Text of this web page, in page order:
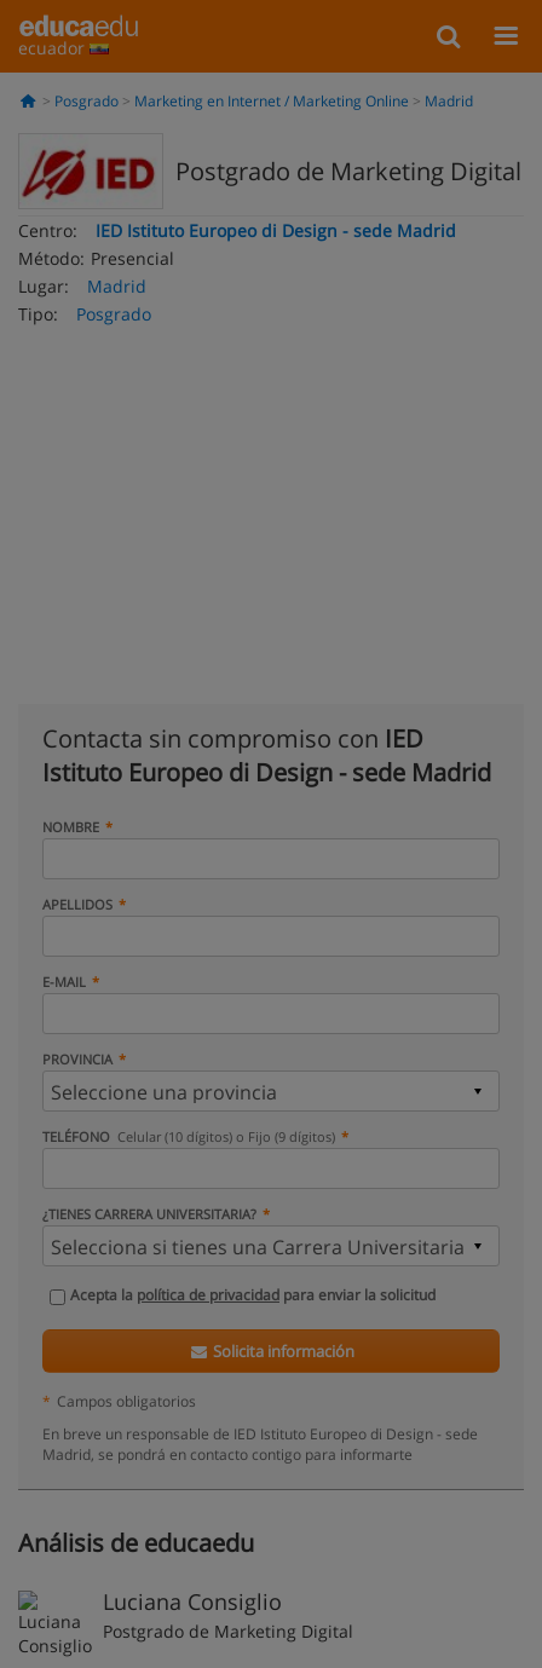
ecuador
Posgrado Marketing en Internet / Marketing Online Madrid
Postgrado de Marketing Digital
Centro:
IED Istituto Europeo di Design - sede Madrid
Método: Presencial
Lugar:
Madrid
Tipo:
Posgrado
Contacta sin compromiso con IED
Istituto Europeo di Design - sede Madrid
NOMBRE
APELLIDOS
E-MAIL
PROVINCIA
TELÉFONO Celular (10 dígitos) o Fijo (9 dígitos)
¿TIENES CARRERA UNIVERSITARIA?
Acepta la política de privacidad para enviar la solicitud
Solicita información
* Campos obligatorios
En breve un responsable de IED Istituto Europeo di Design - sede
Madrid, se pondrá en contacto contigo para informarte
Análisis de educaedu
Luciana Consiglio
Postgrado de Marketing Digital